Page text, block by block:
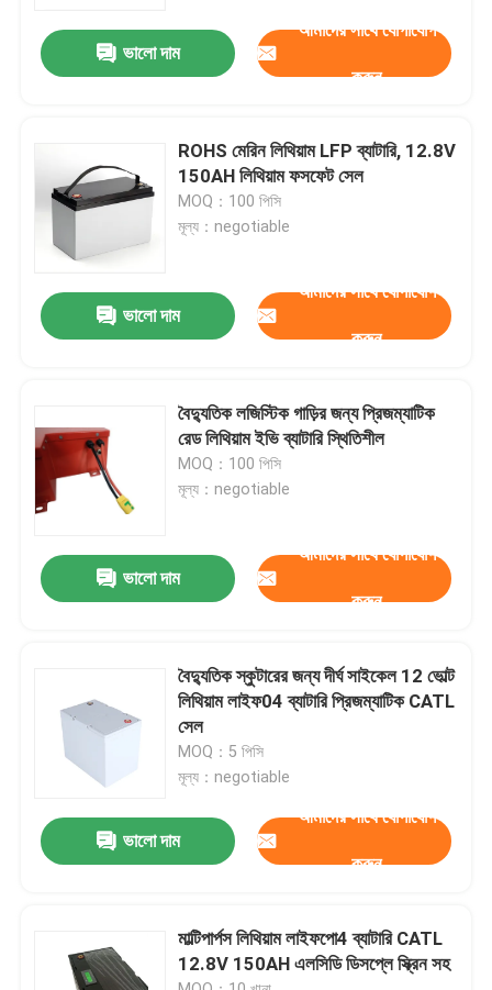
ভিডিও
আমাদের সম্পর্কে
মান নিয়ন্ত্রণ
যোগাযোগ করুন
খবর
সোলার পোর্টেবল পাওয়ার স্টেশন
ভালো দাম
আমাদের সাথে যোগাযোগ
করুন
ROHS মেরিন লিথিয়াম LFP ব্যাটারি, 12.8V
150AH লিথিয়াম ফসফেট সেল
MOQ：100 পিসি
মূল্য：negotiable
ভালো দাম
আমাদের সাথে যোগাযোগ
করুন
বৈদ্যুতিক লজিস্টিক গাড়ির জন্য প্রিজম্যাটিক
রেড লিথিয়াম ইভি ব্যাটারি স্থিতিশীল
MOQ：100 পিসি
মূল্য：negotiable
ভালো দাম
আমাদের সাথে যোগাযোগ
করুন
বৈদ্যুতিক স্কুটারের জন্য দীর্ঘ সাইকেল 12 ভোল্ট
লিথিয়াম লাইফ04 ব্যাটারি প্রিজম্যাটিক CATL
সেল
MOQ：5 পিসি
মূল্য：negotiable
ভালো দাম
আমাদের সাথে যোগাযোগ
করুন
মাল্টিপার্পস লিথিয়াম লাইফপো4 ব্যাটারি CATL
12.8V 150AH এলসিডি ডিসপ্লে স্ক্রিন সহ